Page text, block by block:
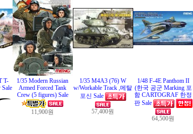
T-
1/35 Modern Russian
Armed Forced Tank
Crew (5 figures) Sale
11,900원
1/35 M4A3 (76) W
w/Workable Track ,메탈
포신 Sale
57,400원
1/48 F-4E Panthom II
(한국 공군 Marking 포
함 CARTOGRAF 한정
판 Sale
64,500원